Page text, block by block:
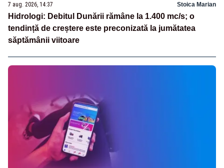
7 aug. 2026, 14:37 Stoica Marian
Hidrologi: Debitul Dunării rămâne la 1.400 mc/s; o
tendință de creștere este preconizată la jumătatea
săptămânii viitoare